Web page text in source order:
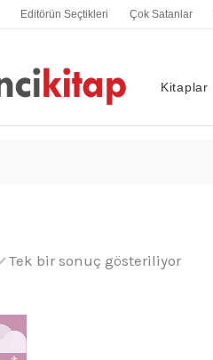
Editörün Seçtikleri Çok Satanlar
Kitaplar
Tek bir sonuç gösteriliyor